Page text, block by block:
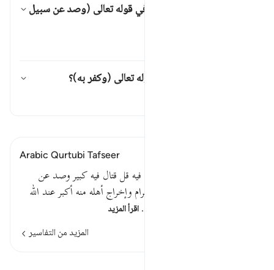
ما المراد بعبارة (سبيل الله) في قوله تعالى (وصد عن سبيل
إلامَ يرجع هاء الضمير في قوله تعالى (وكفر به)؟
Arabic Qurtubi Tafseer
يسألونك عن الشهر الحرام قتال فيه قل قتال فيه كبير وصد عن
سبيل الله وكفر به والمسجد الحرام وإخراج أهله منه أكبر عند الله
والفتنة أكبر من القتل ولا يزال… اقرأ المزيد
المزيد من التفاسير